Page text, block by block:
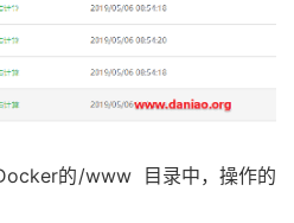
的/www 目录中，操作的